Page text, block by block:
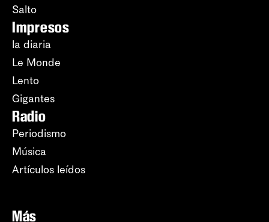
Salto
Impresos
la diaria
Le Monde
Lento
Gigantes
Radio
Periodismo
Música
Artículos leídos
Más